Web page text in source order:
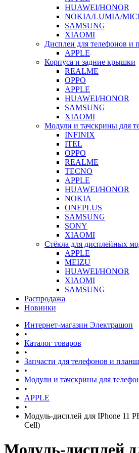
HUAWEI/HONOR
NOKIA/LUMIA/
SAMSUNG
XIAOMI
Дисплеи для телефонов и
APPLE
Корпуса и задние крышки
REALME
OPPO
APPLE
HUAWEI/HONOR
SAMSUNG
XIAOMI
Модули и тачскрины для
INFINIX
ITEL
OPPO
REALME
TECNO
APPLE
HUAWEI/HONOR
NOKIA
ONEPLUS
SAMSUNG
SONY
XIAOMI
Стёкла для дисплейных
APPLE
MEIZU
HUAWEI/HONOR
XIAOMI
SAMSUNG
Распродажа
Новинки
Интернет-магазин Электрашоп
•
Каталог товаров
•
Запчасти для телефонов и
•
Модули и тачскрины для
•
APPLE
•
Модуль-дисплей для IPhone 11
Cell)